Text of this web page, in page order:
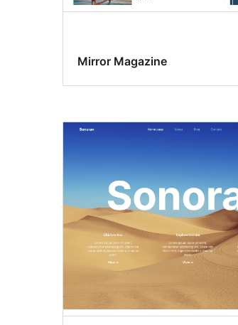
Mirror Magazine